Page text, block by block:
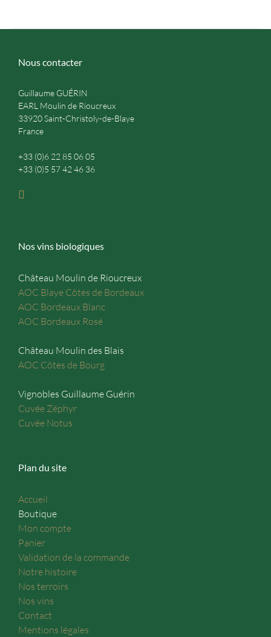
Nous contacter
Guillaume GUÉRIN
EARL Moulin de Rioucreux
33920 Saint-Christoly-de-Blaye
France
+33 (0)6 22 85 06 05
+33 (0)5 57 42 46 36
Nos vins biologiques
Château Moulin de Rioucreux
AOC Blaye Côtes de Bordeaux
AOC Bordeaux Blanc
AOC Bordeaux Rosé
Château Moulin des Blais
AOC Côtes de Bourg
Vignobles Guillaume Guérin
Cuvée Zéphyr
Cuvée Notus
Plan du site
Accueil
Boutique
Mon compte
Panier
Validation de la commande
Notre histoire
Nos terroirs
Nos vins
Contact
Mentions légales